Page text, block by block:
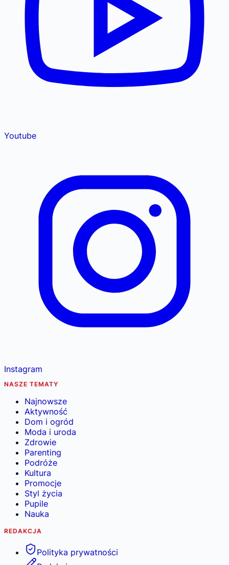
Youtube
Instagram
NASZE TEMATY
Najnowsze
Aktywność
Dom i ogród
Moda i uroda
Zdrowie
Parenting
Podróże
Kultura
Promocje
Styl życia
Pupile
Nauka
REDAKCJA
Polityka prywatności